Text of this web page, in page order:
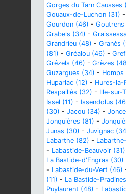
Gorges du Tarn Causses
Gouaux-de-Luchon (31) -
Gourdon (46) - Goutrens
Grabels (34) -
Grandrieu (48) - Granès
(81) - Gréalou (46) -
Grézels (46) - Grèzes
Guzargues (34) - Homps
Huparlac (12) - Hures-la-
Respaillès (32) - Ille-sur-
Issel (11) - Issendolus
(30) - Jacou (34) -
Jonquières (81) -
Junas (30) - Juvignac
Labarthe (82) -
- Labastide-Beauvoir (31)
La Bastide-d'Engras (30)
- Labastide-du-Vert (46)
(11) - La Bastide-
Puylaurent (48) -